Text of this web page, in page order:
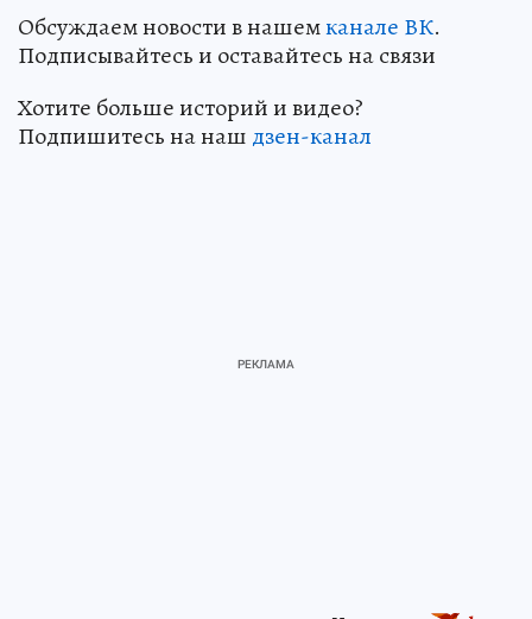
Обсуждаем новости в нашемканале ВК.
Подписывайтесь и оставайтесь на связи
Хотите больше историй и видео?
Подпишитесь на наш дзен-канал